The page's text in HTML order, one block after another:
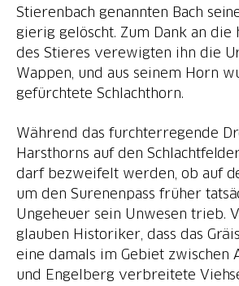
Stierenbach genannten Bach
gierig gelöscht. Zum Dank an die
des Stieres verewigten ihn die
Wappen, und aus seinem Horn
gefürchtete Schlachthorn.
Während das furchterregende
Harsthorns auf den
darf bezweifelt werden, ob auf
um den Surenenpass früher
Ungeheuer sein Unwesen trieb.
glauben Historiker, dass das
eine damals im Gebiet zwischen
und Engelberg verbreitete